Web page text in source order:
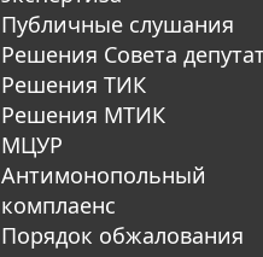
Публичные слушания
Решения Совета
Решения ТИК
Решения МТИК
МЦУР
Антимонопольный
комплаенс
Порядок обжалования